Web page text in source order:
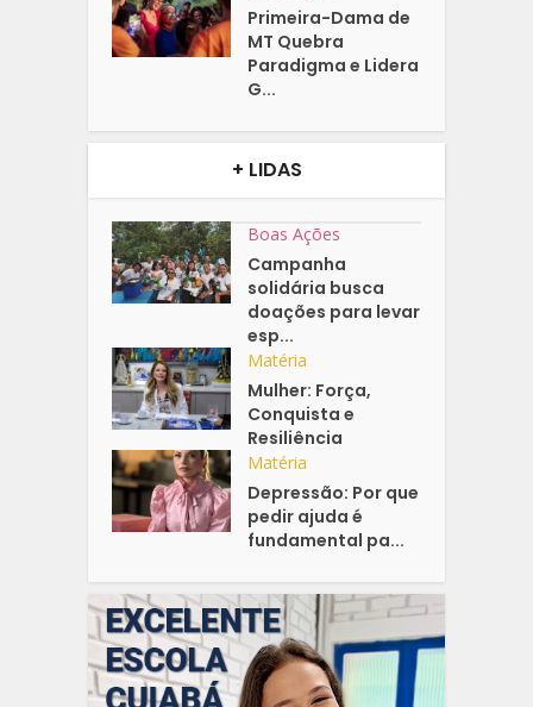
Primeira-Dama de
MT Quebra
Paradigma e Lidera
G...
+ LIDAS
Boas Ações
Campanha
solidária busca
doações para levar
esp...
Matéria
Mulher: Força,
Conquista e
Resiliência
Matéria
Depressão: Por que
pedir ajuda é
fundamental pa...